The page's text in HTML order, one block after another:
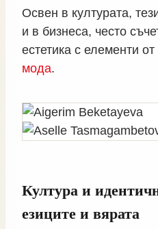
Освен в културата,
и в бизнеса, често
естетика с елементи от
мода.
Култура и
езиците и вярата